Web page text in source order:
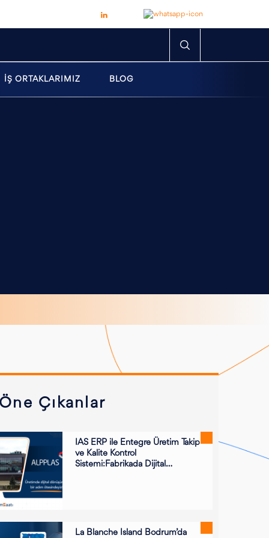
İŞ ORTAKLARIMIZ BLOG
Öne Çıkanlar
IAS ERP ile Entegre Üretim Takip
ve Kalite Kontrol
Sistemi:Fabrikada Dijital
La Blanche Island Bodrum’da